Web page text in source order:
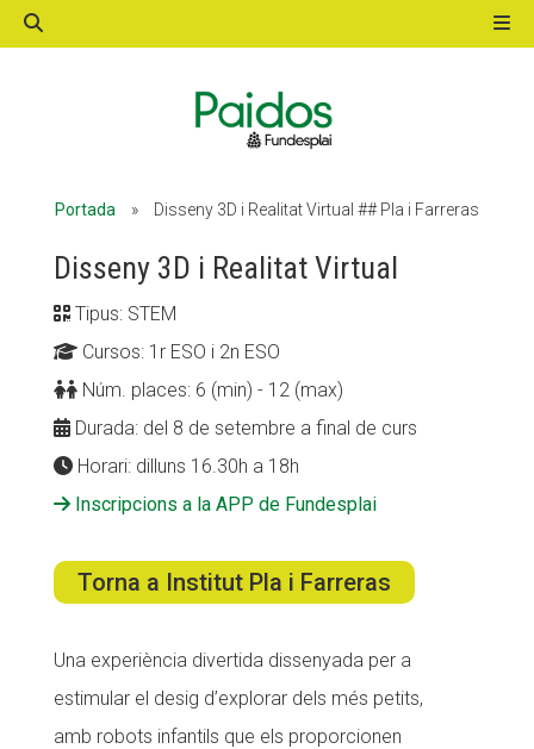
Portada » Disseny 3D i Realitat Virtual ## Pla i Farreras
Disseny 3D i Realitat Virtual
Tipus: STEM
Cursos: 1r ESO i 2n ESO
Núm. places: 6 (min) - 12 (max)
Durada: del 8 de setembre a final de curs
Horari: dilluns 16.30h a 18h
Inscripcions a la APP de Fundesplai
Torna a Institut Pla i Farreras
Una experiència divertida dissenyada per a
estimular el desig d’explorar dels més petits,
amb robots infantils que els proporcionen
ACTIVITATS D'ESTIU
ALBERG CENTRE ESPLAI
FORMACIÓ
CASES DE COLÒNIES
ESPLAIS